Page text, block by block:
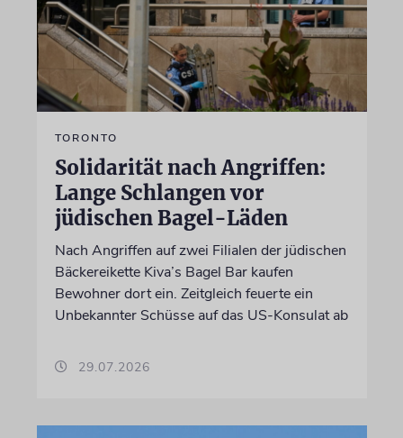
TORONTO
Solidarität nach Angriffen:
Lange Schlangen vor
jüdischen Bagel-Läden
Nach Angriffen auf zwei Filialen der jüdischen
Bäckereikette Kiva’s Bagel Bar kaufen
Bewohner dort ein. Zeitgleich feuerte ein
Unbekannter Schüsse auf das US-Konsulat ab
29.07.2026